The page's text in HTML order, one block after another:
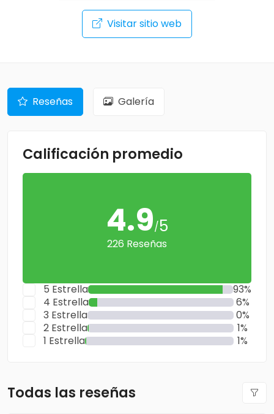
Visitar sitio web
Reseñas Galería
Calificación promedio
4.9/5
226 Reseñas
5 Estrella
93%
4 Estrella
6%
3 Estrella
0%
2 Estrella
1%
1 Estrella
1%
Todas las reseñas